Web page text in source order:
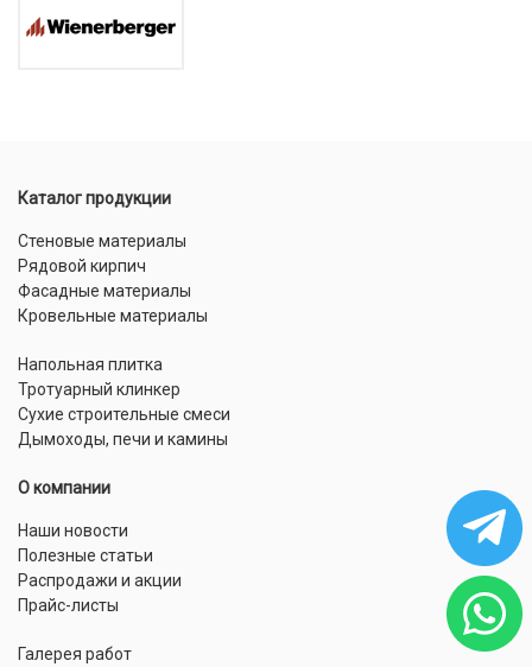
Каталог продукции
Стеновые материалы
Рядовой кирпич
Фасадные материалы
Кровельные материалы
Напольная плитка
Тротуарный клинкер
Сухие строительные смеси
Дымоходы, печи и камины
О компании
Наши новости
Полезные статьи
Распродажи и акции
Прайс-листы
Галерея работ